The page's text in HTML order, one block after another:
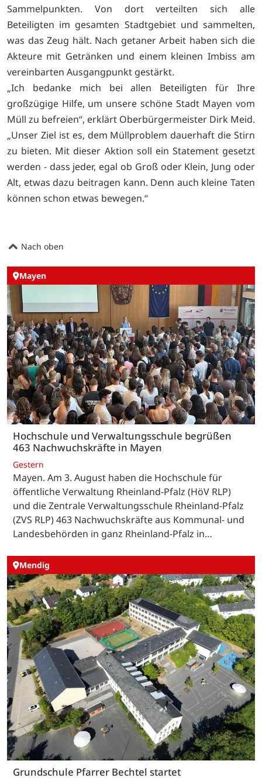
Sammelpunkten. Von dort verteilten sich alle
Beteiligten im gesamten Stadtgebiet und sammelten,
was das Zeug hält. Nach getaner Arbeit haben sich die
Akteure mit Getränken und einem kleinen Imbiss am
vereinbarten Ausgangpunkt gestärkt.
„Ich bedanke mich bei allen Beteiligten für Ihre
großzügige Hilfe, um unsere schöne Stadt Mayen vom
Müll zu befreien“, erklärt Oberbürgermeister Dirk Meid.
„Unser Ziel ist es, dem Müllproblem dauerhaft die Stirn
zu bieten. Mit dieser Aktion soll ein Statement gesetzt
werden - dass jeder, egal ob Groß oder Klein, Jung oder
Alt, etwas dazu beitragen kann. Denn auch kleine Taten
können schon etwas bewegen.“
Nach oben
Mayen
Hochschule und Verwaltungsschule begrüßen
463 Nachwuchskräfte in Mayen
Gestern
Mayen. Am 3. August haben die Hochschule für
öffentliche Verwaltung Rheinland-Pfalz (HöV RLP)
und die Zentrale Verwaltungsschule Rheinland-Pfalz
(ZVS RLP) 463 Nachwuchskräfte aus Kommunal- und
Landesbehörden in ganz Rheinland-Pfalz in…
Mendig
Grundschule Pfarrer Bechtel startet